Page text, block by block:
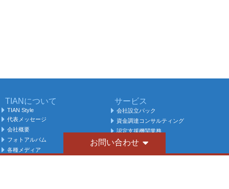
TIANについて
TIAN Style
代表メッセージ
会社概要
フォトアルバム
各種メディア
サービス
会社設立パック
資金調達コンサルティング
認定支援機関業務
税理士切替
お問い合わせ